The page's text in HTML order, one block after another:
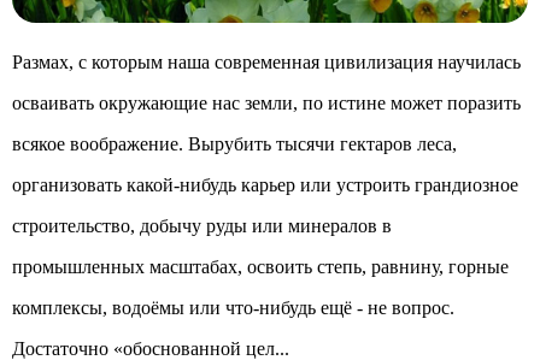
Размах, с которым наша современная цивилизация научилась
осваивать окружающие нас земли, по истине может поразить
всякое воображение. Вырубить тысячи гектаров леса,
организовать какой-нибудь карьер или устроить грандиозное
строительство, добычу руды или минералов в
промышленных масштабах, освоить степь, равнину, горные
комплексы, водоёмы или что-нибудь ещё - не вопрос.
Достаточно «обоснованной цел...